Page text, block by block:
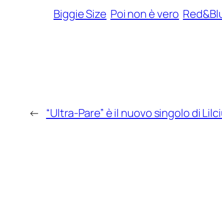
Biggie Size Poi non è vero
← “Ultra-Pare” è il nuovo singolo di